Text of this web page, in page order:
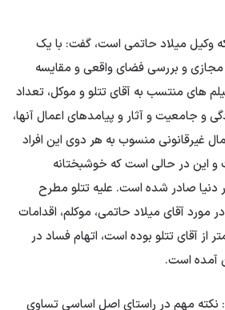
وکیل میلاد حاتمی است، گفت: با یک
و بررسی فضای واقعی و مقایسه
های منتسب به آقای تتلو و موکل، تعداد
و جامعیت و آثار و پیامدهای اعمال آنها،
غیرقانونی منسوب به هر دوی این افراد
و این در حالی است که خوشبختانه
دنیا صادر شده است. علیه تتلو مطرح
مورد آقای میلاد حاتمی، موکلم، اقدامات
از آقای تتلو بوده است، اتهام فساد در
آمده است.
نکته مهم در راستای اصل اساسی تساوی